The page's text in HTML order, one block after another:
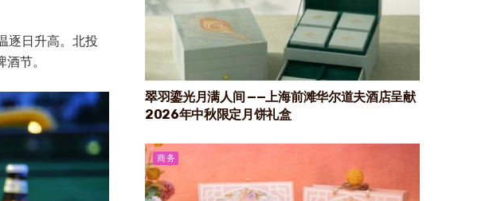
逐日升高。北投
节。
翠羽鎏光月满人间 ——上海前滩华尔道夫酒店呈献
2026年中秋限定月饼礼盒
商务